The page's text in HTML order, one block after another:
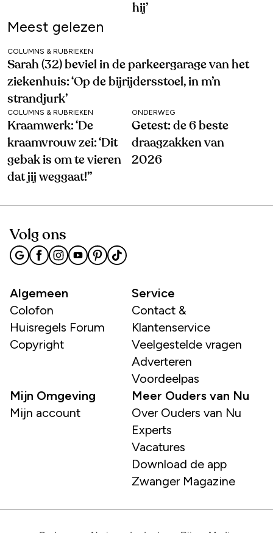
hij’
Meest gelezen
COLUMNS & RUBRIEKEN
Sarah (32) beviel in de parkeergarage van het
ziekenhuis: ‘Op de bijrijdersstoel, in m’n
strandjurk’
COLUMNS & RUBRIEKEN
Kraamwerk: ‘De
kraamvrouw zei: ‘Dit
gebak is om te vieren
dat jij weggaat!’’
ONDERWEG
Getest: de 6 beste
draagzakken van
2026
Volg ons
Algemeen
Colofon
Huisregels Forum
Copyright
Service
Contact &
Klantenservice
Veelgestelde vragen
Adverteren
Voordeelpas
Mijn Omgeving
Mijn account
Meer Ouders van Nu
Over Ouders van Nu
Experts
Vacatures
Download de app
Zwanger Magazine